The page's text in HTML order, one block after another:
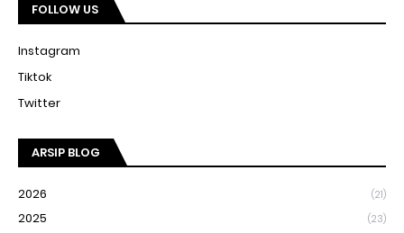
FOLLOW US
Instagram
Tiktok
Twitter
ARSIP BLOG
2026 (21)
2025 (23)